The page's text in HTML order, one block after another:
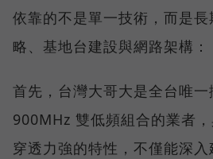
依靠的不是單一技術，而是
略、基地台建設與網路架構：
首先，台灣大哥大是全台唯
900MHz 雙低頻組合的業者，
穿透力強的特性，不僅能深